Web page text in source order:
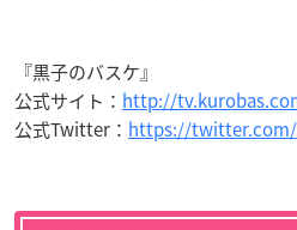
『黒子のバスケ』
公式サイト： http://
公式Twitter： https://